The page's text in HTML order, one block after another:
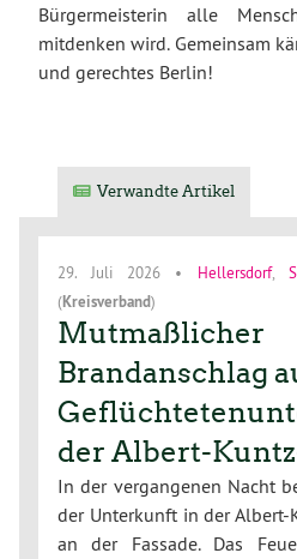
Bürgermeisterin alle
mitdenken wird. Gemeinsam
und gerechtes Berlin!
Verwandte Artikel
29. Juli 2026 • Hellersdorf,
(Kreisverband)
Mutmaßlicher
Brandanschlag
der Albert-
In der vergangenen Nacht
der Unterkunft in der Albert-
an der Fassade. Das